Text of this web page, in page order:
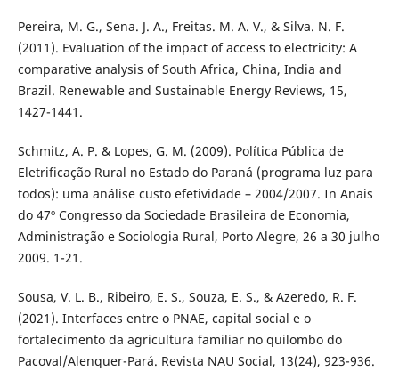
Pereira, M. G., Sena. J. A., Freitas. M. A. V., & Silva. N. F.
(2011). Evaluation of the impact of access to electricity: A
comparative analysis of South Africa, China, India and
Brazil. Renewable and Sustainable Energy Reviews, 15,
1427-1441.
Schmitz, A. P. & Lopes, G. M. (2009). Política Pública de
Eletrificação Rural no Estado do Paraná (programa luz para
todos): uma análise custo efetividade – 2004/2007. In Anais
do 47º Congresso da Sociedade Brasileira de Economia,
Administração e Sociologia Rural, Porto Alegre, 26 a 30 julho
2009. 1-21.
Sousa, V. L. B., Ribeiro, E. S., Souza, E. S., & Azeredo, R. F.
(2021). Interfaces entre o PNAE, capital social e o
fortalecimento da agricultura familiar no quilombo do
Pacoval/Alenquer-Pará. Revista NAU Social, 13(24), 923-936.